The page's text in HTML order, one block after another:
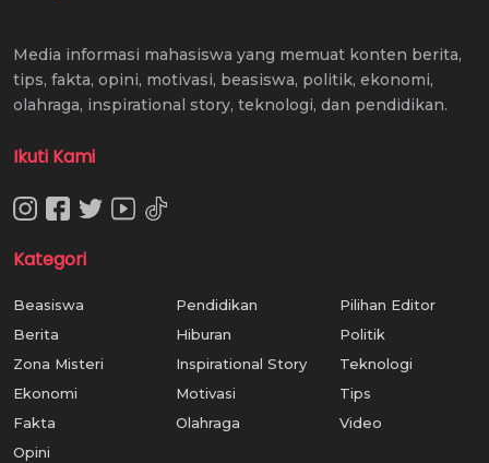
Media informasi mahasiswa yang memuat konten berita,
tips, fakta, opini, motivasi, beasiswa, politik, ekonomi,
olahraga, inspirational story, teknologi, dan pendidikan.
Ikuti Kami
Kategori
Beasiswa
Berita
Zona Misteri
Ekonomi
Fakta
Opini
Pendidikan
Hiburan
Inspirational Story
Motivasi
Olahraga
Pilihan Editor
Politik
Teknologi
Tips
Video